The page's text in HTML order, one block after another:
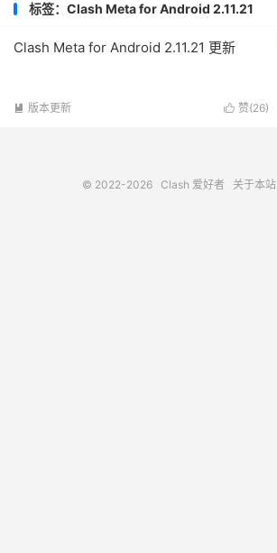
标签：Clash Meta for Android 2.11.21
Clash Meta for Android 2.11.21 更新
 赞(26)
 版本更新
© 2022-2026 Clash 爱好者 关于本站